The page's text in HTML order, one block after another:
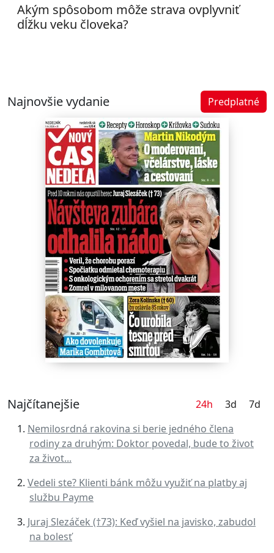
Akým spôsobom môže strava ovplyvniť
dĺžku veku človeka?
Najnovšie vydanie Predplatné
Najčítanejšie 24h 3d
7d
Nemilosrdná rakovina si berie jedného člena
rodiny za druhým: Doktor povedal, bude to život
za život...
Vedeli ste? Klienti bánk môžu využiť na platby aj
službu Payme
Juraj Slezáček (†73): Keď vyšiel na javisko, zabudol
na bolesť